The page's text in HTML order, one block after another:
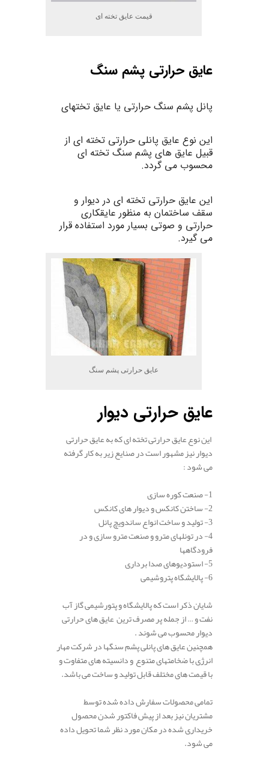
قیمت عایق تخته ای
عایق حرارتی پشم سنگ
پانل پشم سنگ حرارتی یا عایق تختهای
این نوع عایق پانلی حرارتی تخته ای از
قبیل عایق های پشم سنگ تخته ای
محسوب می گردد.
این عایق حرارتی تخته ای در دیوار و
سقف ساختمان به منظور عایقکاری
حرارتی و صوتی بسیار مورد استفاده قرار
می گیرد.
عایق حرارتی پشم سنگ
عایق حرارتی دیوار
این نوع عایق حرارتی تخته ای که به عایق حرارتی
دیوار نیز مشهور است در صنایع زیر به کار گرفته
می شود :
1- صنعت
کورهسازی
2- ساختنکانکس و دیوار های کانکس
3- تولید و ساخت انواع ساندویچ
پانل
4- در
تونلهای مترو و صنعت مترو سازی و در
فرودگاهها
5- استودیوهایصدابرداری
6- پالایشگاهپتروشیمی
شایان ذکر است که پالایشگاه و پتورشیمی گاز آب
نفت و … از جمله پر مصرف ترین عایق های حرارتی
دیوار محسوب می شوند .
همچنین عایق های پانلی پشم سنگها در شرکت مهار
انرژیباضخامتهای متنوعودانسیتههایمتفاوت و
با قیمت های مختلف قابل تولید و ساخت می باشد.
تمامی محصولات سفارش داده شده توسط
مشتریان نیز بعد از پیش فاکتور شدن محصول
خریداری شده در مکان مورد نظر شما تحویل داده
می شود.